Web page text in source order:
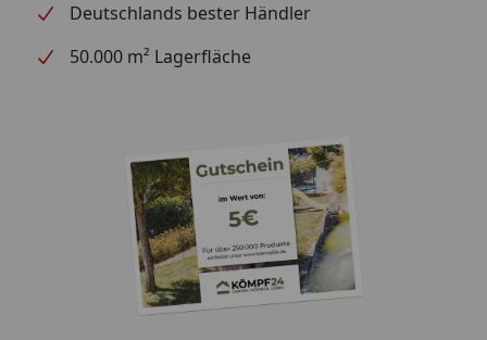
Deutschlands bester Händler
50.000 m² Lagerfläche